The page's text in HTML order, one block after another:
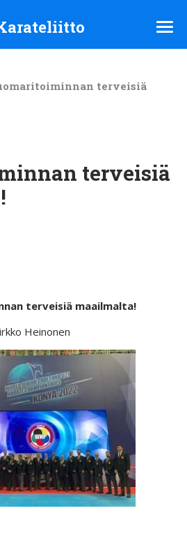
ry
terveisiä
terveisiä
terveisiä maailmalta!
Heinonen